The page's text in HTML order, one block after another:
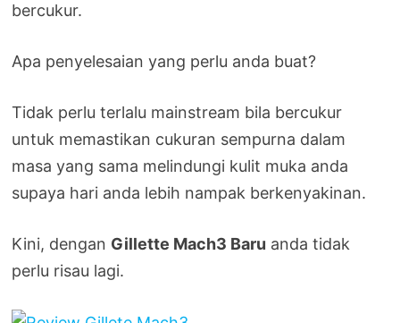
bercukur.
Apa penyelesaian yang perlu anda buat?
Tidak perlu terlalu mainstream bila bercukur
untuk memastikan cukuran sempurna dalam
masa yang sama melindungi kulit muka anda
supaya hari anda lebih nampak berkenyakinan.
Kini, dengan Gillette Mach3 Baru anda tidak
perlu risau lagi.